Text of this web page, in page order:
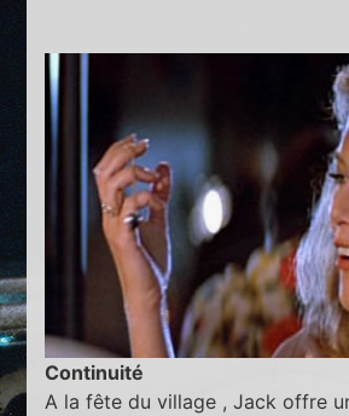
Continuité
A la fête du village , Jack offre